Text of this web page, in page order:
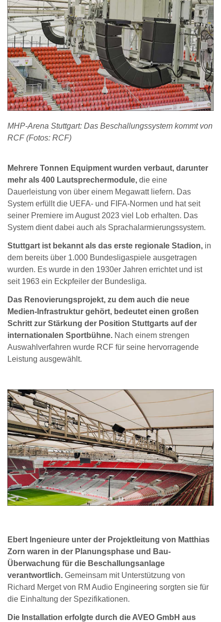
MHP-Arena Stuttgart: Das Beschallungssystem kommt von
RCF (Fotos: RCF)
Mehrere Tonnen Equipment wurden verbaut, darunter
mehr als 400 Lautsprechermodule, die eine
Dauerleistung von über einem Megawatt liefern. Das
System erfüllt die UEFA- und FIFA-Normen und hat seit
seiner Premiere im August 2023 viel Lob erhalten. Das
System dient dabei auch als Sprachalarmierungssystem.
Stuttgart ist bekannt als das erste regionale Stadion, in
dem bereits über 1.000 Bundesligaspiele ausgetragen
wurden. Es wurde in den 1930er Jahren errichtet und ist
seit 1963 ein Eckpfeiler der Bundesliga.
Das Renovierungsprojekt, zu dem auch die neue
Medien-Infrastruktur gehört, bedeutet einen großen
Schritt zur Stärkung der Position Stuttgarts auf der
internationalen Sportbühne. Nach einem strengen
Auswahlverfahren wurde RCF für seine hervorragende
Leistung ausgewählt.
Ebert Ingenieure unter der Projektleitung von Matthias
Zorn waren in der Planungsphase und Bau-
Überwachung für die Beschallungsanlage
verantwortlich. Gemeinsam mit Unterstützung von
Richard Merget von RM Audio Engineering sorgten sie für
die Einhaltung der Spezifikationen.
Die Installation erfolgte durch die AVEO GmbH aus